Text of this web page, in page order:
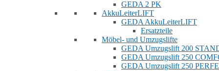
GEDA 2 PK
AkkuLeiterLIFT
GEDA AkkuLeiterLIFT
Ersatzteile
Möbel- und Umzugslifte
GEDA Umzugslift 200
GEDA Umzugslift 250
GEDA Umzugslift 250